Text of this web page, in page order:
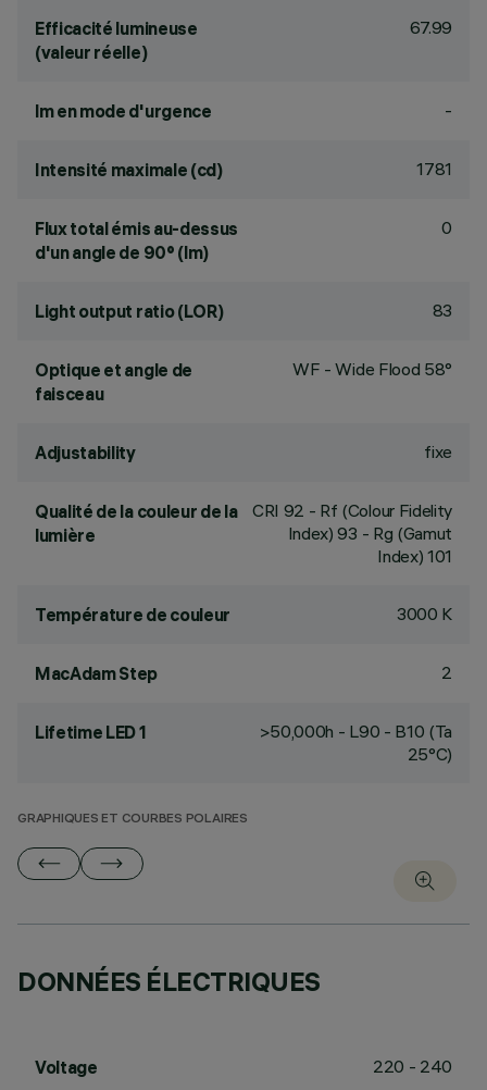
Efficacité lumineuse
(valeur réelle)
67.99
lm en mode d'urgence -
Intensité maximale (cd) 1781
Flux total émis au-dessus
d'un angle de 90° (lm)
0
Light output ratio (LOR) 83
Optique et angle de
faisceau
WF - Wide Flood 58°
Adjustability fixe
Qualité de la couleur de la
lumière
CRI 92 - Rf (Colour Fidelity
Index) 93 - Rg (Gamut
Index) 101
Température de couleur 3000 K
MacAdam Step 2
Lifetime LED 1
>50,000h - L90 - B10 (Ta
25°C)
GRAPHIQUES ET COURBES POLAIRES
DONNÉES ÉLECTRIQUES
Voltage 220 - 240